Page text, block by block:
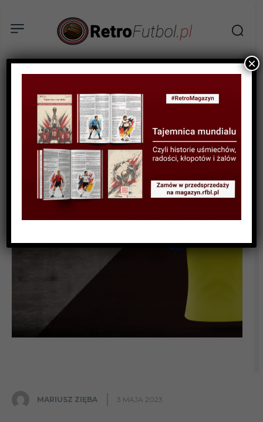
BIOGRAFIE PIŁKARZY
Ivan Turina
MARIUSZ ZIĘBA 3 MAJA 2023
×